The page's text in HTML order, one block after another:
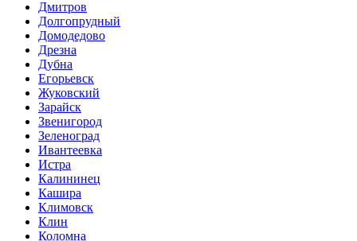
Дмитров
Долгопрудный
Домодедово
Дрезна
Дубна
Егорьевск
Жуковский
Зарайск
Звенигород
Зеленоград
Ивантеевка
Истра
Калининец
Кашира
Климовск
Клин
Коломна